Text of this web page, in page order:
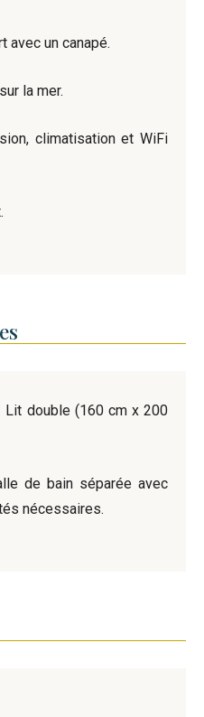
avec un canapé.
la mer.
climatisation et WiFi
Lit double (160 cm x 200
de bain séparée avec
nécessaires.